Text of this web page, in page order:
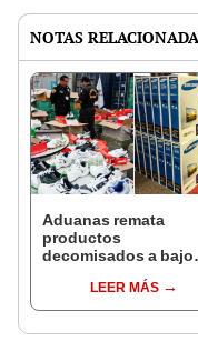
NOTAS
Aduanas remata
productos
decomisados a bajo
COMPLETA para que
puedas participar
LEER MÁS